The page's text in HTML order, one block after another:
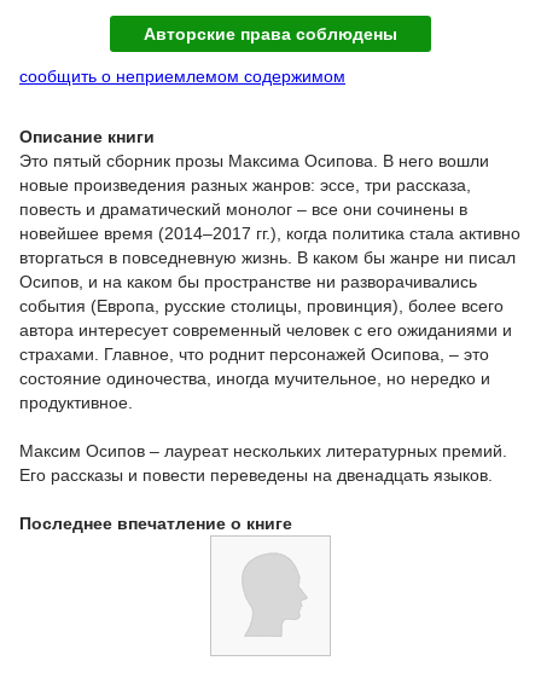
Авторские права соблюдены
сообщить о неприемлемом содержимом
Описание книги
Это пятый сборник прозы Максима Осипова. В него вошли
новые произведения разных жанров: эссе, три рассказа,
повесть и драматический монолог – все они сочинены в
новейшее время (2014–2017 гг.), когда политика стала активно
вторгаться в повседневную жизнь. В каком бы жанре ни писал
Осипов, и на каком бы пространстве ни разворачивались
события (Европа, русские столицы, провинция), более всего
автора интересует современный человек с его ожиданиями и
страхами. Главное, что роднит персонажей Осипова, – это
состояние одиночества, иногда мучительное, но нередко и
продуктивное.
Максим Осипов – лауреат нескольких литературных премий.
Его рассказы и повести переведены на двенадцать языков.
Последнее впечатление о книге